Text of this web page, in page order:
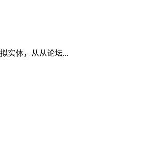
实体，从从论坛...